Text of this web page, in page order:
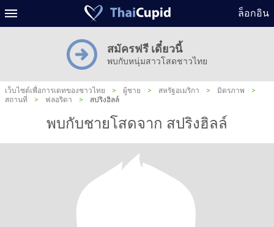
ล็อกอิน
สมัครฟรี เดี๋ยวนี้
พบกับหนุ่มสาวโสดชาวไทย
เว็บไซต์เพื่อการเดทของชาวไทย > ผู้ชาย > สหรัฐอเมริกา > มิตรภาพ
>
สถานที่
> ฟลอริดา > สปริงฮิลล์
พบกับชายโสดจาก สปริงฮิลล์